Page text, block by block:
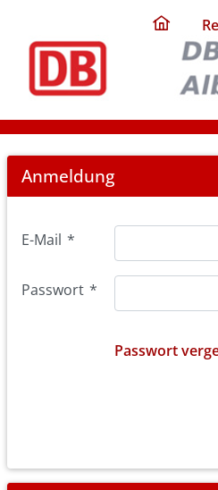
home
page
Login
Anmeldung
E-Mail *
Passwort *
Passwort